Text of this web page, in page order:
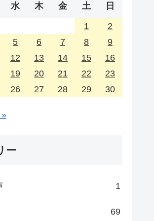
水 木 金 土 日
1
2
5 6 7 8
9
12 13 14 15
16
19 20 21 22
23
26 27 28 29 30
ー
1
69